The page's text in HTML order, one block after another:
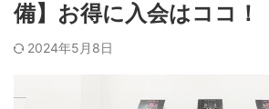
備】お得に入会はココ！
2024年5月8日